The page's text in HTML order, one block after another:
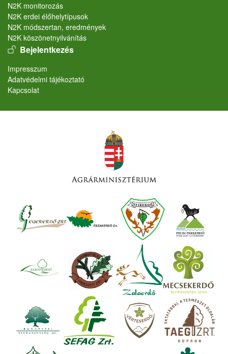
N2K monitorozás
N2K erdei élőhelytípusok
N2K módszertan, eredmények
N2K köszönetnyilvánítás
User account menu
Bejelentkezés
Lábléc
Impresszum
Adatvédelmi tájékoztató
Kapcsolat